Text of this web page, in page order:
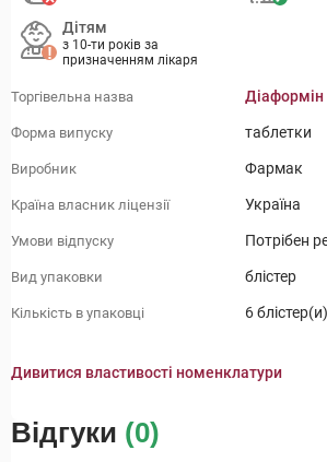
Дітям
з 10-ти років за
призначенням лікаря
Торгівельна назва Діаформін
Форма випуску таблетки
Виробник Фармак
Країна власник ліцензії Україна
Умови відпуску Потрібен
Вид упаковки блістер
Кількість в упаковці 6 блістер(и)
Дивитися властивості номенклатури
Відгуки (0)